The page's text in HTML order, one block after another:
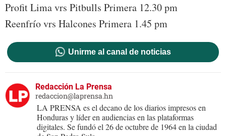
Profit Lima vrs Pitbulls Primera 12.30 pm
Reenfrío vrs Halcones Primera 1.45 pm
Unirme al canal de noticias
Redacción La Prensa
redaccion@laprensa.hn
LA PRENSA es el decano de los diarios impresos en
Honduras y líder en audiencias en las plataformas
digitales. Se fundó el 26 de octubre de 1964 en la ciudad